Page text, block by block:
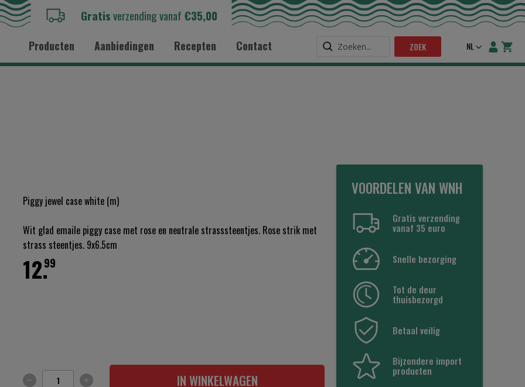
Gratisverzending vanaf €35,00
Producten Aanbiedingen Recepten Contact ZOEK Taal
NL
Piggy jewel case white (m)
Wit glad emaile piggy case met rose en neutrale strasssteentjes. Rose strik met
strass steentjes. 9x6.5cm
99
12.
IN WINKELWAGEN
VOORDELEN VAN WNH
Gratis verzending
vanaf 35 euro
Snelle bezorging
Tot de deur
thuisbezorgd
Betaal veilig
Bijzondere import
producten